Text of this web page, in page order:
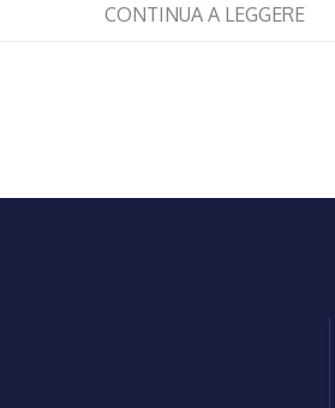
CONTINUA A LEGGERE